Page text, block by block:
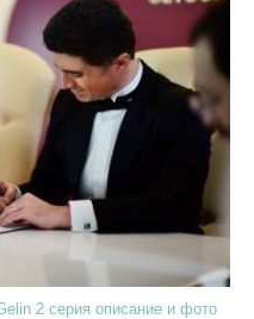
2 серия описание и фото